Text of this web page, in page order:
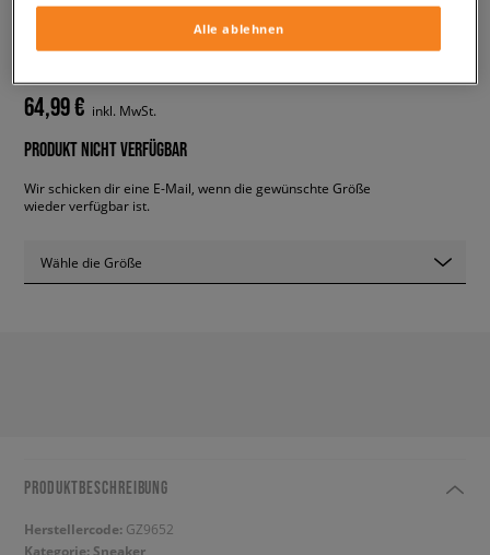
ADIDAS ADIFOM SLTN W
64,99 € inkl. MwSt.
PRODUKT NICHT VERFÜGBAR
Wir schicken dir eine E-Mail, wenn die gewünschte Größe
wieder verfügbar ist.
Wähle die Größe
PRODUKTBESCHREIBUNG
Herstellercode: GZ9652
Kategorie: Sneaker
Alle ablehnen